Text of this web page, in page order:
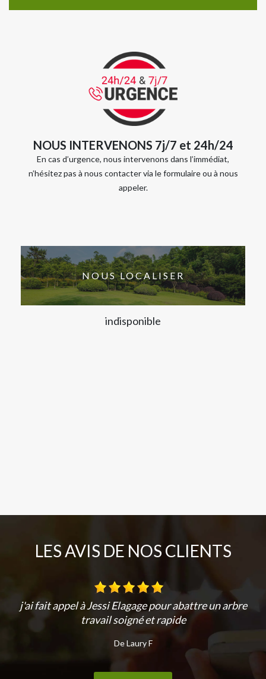
NOUS INTERVENONS 7j/7 et 24h/24
En cas d’urgence, nous intervenons dans l’immédiat,
n’hésitez pas à nous contacter via le formulaire ou à nous
appeler.
NOUS LOCALISER
indisponible
LES AVIS DE NOS CLIENTS
j'ai fait appel à Jessi Elagage pour abattre un arbre
travail soigné et rapide
De Laury F